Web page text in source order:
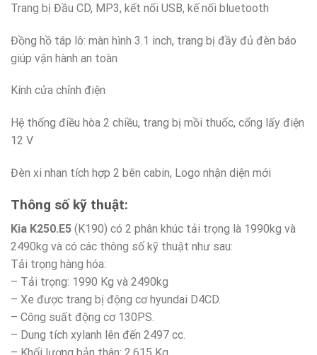
Trang bị Đầu CD, MP3, kết nối USB, kế nối bluetooth
Đồng hồ táp lô: màn hình 3.1 inch, trang bị đầy đủ đèn báo
giúp vận hành an toàn
Kính cửa chỉnh điện
Hệ thống điều hòa 2 chiều, trang bị mồi thuốc, cổng lấy điện
12 V
Đèn xi nhan tích hợp 2 bên cabin, Logo nhận diện mới
Thông số kỹ thuật:
Kia K250.E5 (K190) có 2 phân khúc tải trọng là 1990kg và
2490kg và có các thông số kỹ thuật như sau:
Tải trọng hàng hóa:
– Tải trọng: 1990 Kg và 2490kg
– Xe được trang bị động cơ hyundai D4CD.
– Công suất động cơ 130PS.
– Dung tích xylanh lên đến 2497 cc.